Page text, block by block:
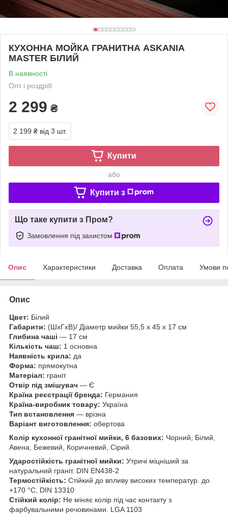
КУХОННА МОЙКА ГРАНИТНА ASKANIA
MASTER БІЛИЙ
В наявності
Опт і роздріб
2 299 ₴
2 199 ₴ від 3 шт.
Купити
або
Купити з
Що таке купити з Пром?
Замовлення під захистом
Опис Характеристики Доставка Оплата Умови
Опис
Цвет: Білий
Габарити: (ШхГхВ)/ Діаметр мийки 55,5 х 45 х 17 см
Глибина чаші — 17 см
Кількість чаш: 1 основна
Наявність крила: да
Форма: прямокутна
Матеріал: граніт
Отвір під змішувач — Є
Країна реєстрації бренда: Германия
Країна-виробник товару: Україна
Тип встановлення — врізна
Варіант виготовлення: обертова
Колір кухонної гранітної мийки, 6 базових: Чорний, Білий,
Авена, Бежевий, Коричневий, Сірий.
Ударостійкість гранітної мийки: Утричі міцніший за
натуральний граніт. DIN EN438-2
Термостійкість: Стійкий до впливу високих температур. до
+170 °C, DIN 13310
Стійкий колір: Не міняє колір під час контакту з
фарбувальними речовинами. LGA 1103